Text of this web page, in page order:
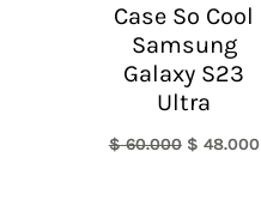
Case So Cool
Samsung
Galaxy S23
Ultra
$60.000 $ 48.000